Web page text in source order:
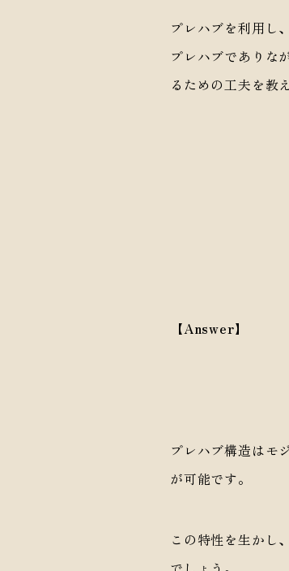
プレハブを利用し
プレハブでありな
るための工夫を教
【Answer】
プレハブ構造はモ
が可能です。
この特性を生かし